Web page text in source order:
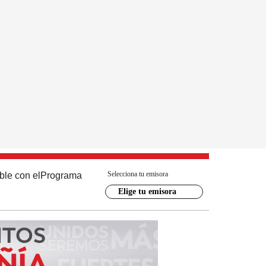
con el Programa Selecciona tu emisora
Elige tu emisora